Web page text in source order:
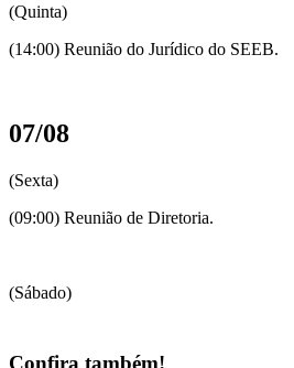
(Quinta)
(14:00) Reunião do Jurídico do SEEB.
07/08
(Sexta)
(09:00) Reunião de Diretoria.
(Sábado)